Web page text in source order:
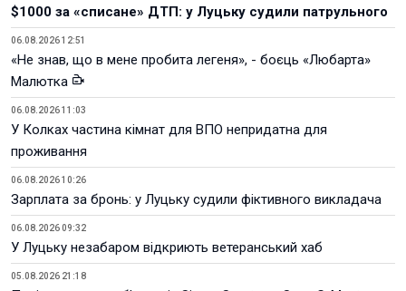
$1000 за «списане» ДТП: у Луцьку судили патрульного
06.08.2026 12:51
«Не знав, що в мене пробита легеня», - боєць «Любарта»
Малютка
06.08.2026 11:03
У Колках частина кімнат для ВПО непридатна для
проживання
06.08.2026 10:26
Зарплата за бронь: у Луцьку судили фіктивного викладача
06.08.2026 09:32
У Луцьку незабаром відкриють ветеранський хаб
05.08.2026 21:18